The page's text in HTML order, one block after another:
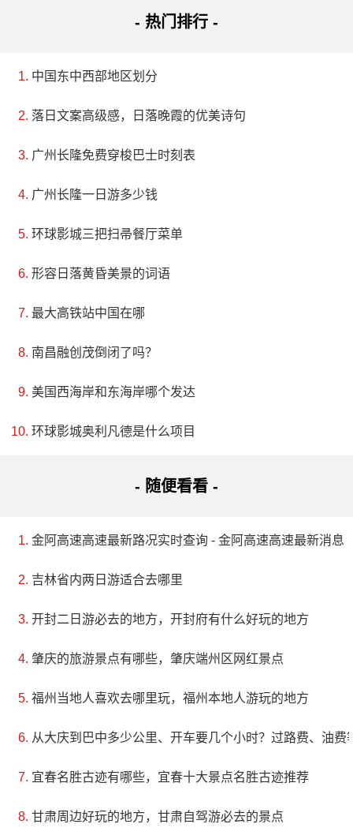
- 热门排行 -
中国东中西部地区划分
落日文案高级感，日落晚霞的优美诗句
广州长隆免费穿梭巴士时刻表
广州长隆一日游多少钱
环球影城三把扫帚餐厅菜单
形容日落黄昏美景的词语
最大高铁站中国在哪
南昌融创茂倒闭了吗？
美国西海岸和东海岸哪个发达
环球影城奥利凡德是什么项目
- 随便看看 -
金阿高速高速最新路况实时查询 - 金阿高速高速最新消息
吉林省内两日游适合去哪里
开封二日游必去的地方，开封府有什么好玩的地方
肇庆的旅游景点有哪些，肇庆端州区网红景点
福州当地人喜欢去哪里玩，福州本地人游玩的地方
从大庆到巴中多少公里、开车要几个小时？过路费、油费
宜春名胜古迹有哪些，宜春十大景点名胜古迹推荐
甘肃周边好玩的地方，甘肃自驾游必去的景点